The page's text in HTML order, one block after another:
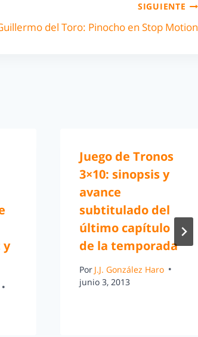
SIGUIENTE
del Toro: Pinocho en Stop Motion
y
Juego de Tronos
3×10: sinopsis y
avance
subtitulado del
último capítulo
de la temporada
Por J.J. González Haro
junio 3, 2013